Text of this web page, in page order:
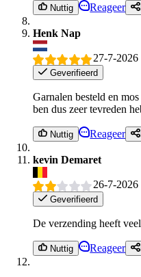
Nuttig Reageer
Henk Nap
27-7-2026
Geverifieerd
Garnalen besteld en
ben dus zeer tevreden
Nuttig Reageer
kevin Demaret
26-7-2026
Geverifieerd
De verzending heeft
Nuttig Reageer